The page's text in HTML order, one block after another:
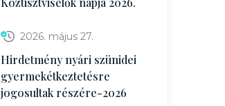
2026. május 27.
Hirdetmény nyári szünidei
gyermekétkeztetésre
jogosultak részére-2026